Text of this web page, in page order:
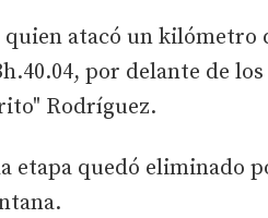
atacó un kilómetro
por delante de
Rodríguez.
etapa quedó eliminado